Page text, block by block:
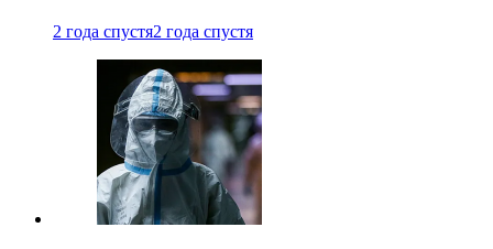
2 года спустя2 года спустя